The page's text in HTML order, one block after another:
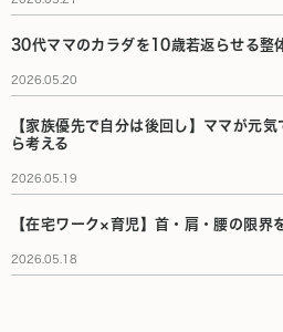
30代ママのカラダを10歳若返らせる整
2026.05.20
【家族優先で自分は後回し】ママが元
ら考える
2026.05.19
【在宅ワーク×育児】首・肩・腰の限界
2026.05.18